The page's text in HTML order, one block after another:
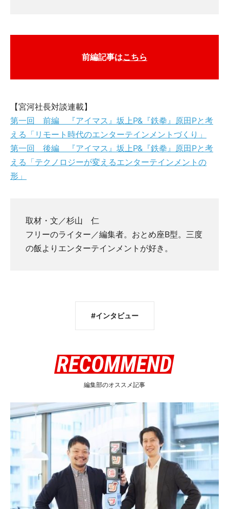
前編記事はこちら
【宮河社長対談連載】
第一回 前編 『アイマス』坂上P&『鉄拳』原田Pと考
える「リモート時代のエンターテインメントづくり」
第一回 後編 『アイマス』坂上P&『鉄拳』原田Pと考
える「テクノロジーが変えるエンターテインメントの
形」
取材・文／杉山 仁
フリーのライター／編集者。おとめ座B型。三度
の飯よりエンターテインメントが好き。
インタビュー
編集部のオススメ記事